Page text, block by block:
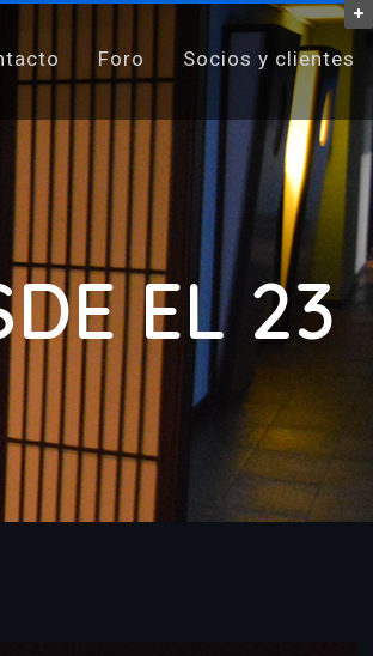
Foro Socios y clientes
EL 23